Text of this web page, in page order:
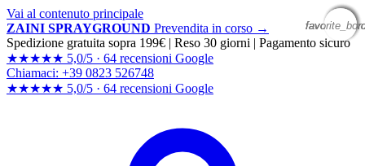
Vai al contenuto principale
ZAINI SPRAYGROUND Prevendita in corso →
Spedizione gratuita sopra 199€ | Reso 30 giorni | Pagamento sicuro
★★★★★ 5,0/5 · 64 recensioni Google
Chiamaci: +39 0823 526748
★★★★★ 5,0/5 · 64 recensioni Google